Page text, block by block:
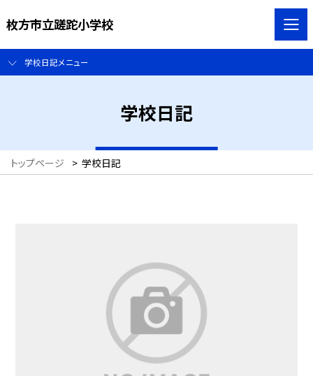
枚方市立蹉跎小学校
学校日記メニュー
学校日記
トップページ > 学校日記